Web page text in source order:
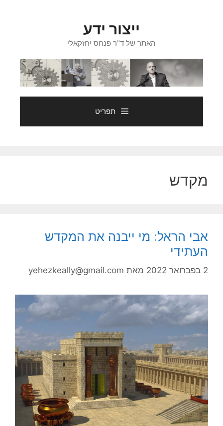
ייצור ידע
האתר של ד"ר פנחס יחזקאלי
תפריט
מקדש
אבי הראל: מי ייבנה את המקדש
העתידי
2 בפברואר 2022 מאת yehezkeally@gmail.com